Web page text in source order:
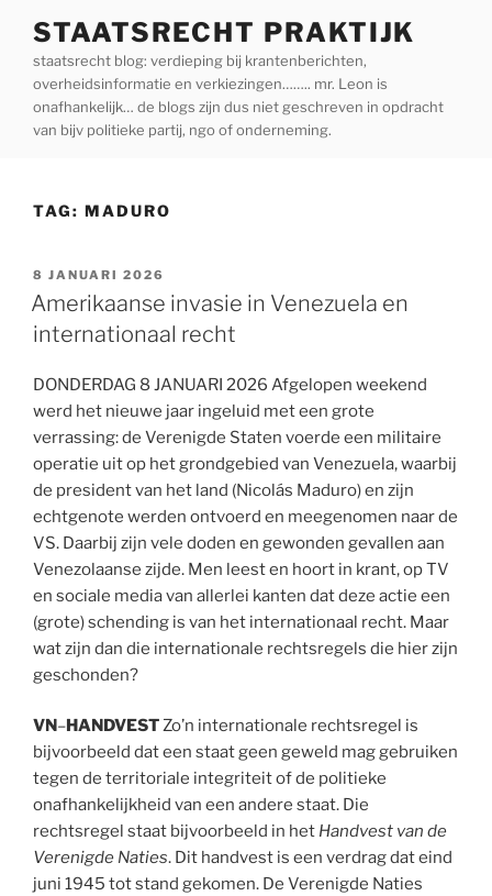
inhoud
STAATSRECHT PRAKTIJK
staatsrecht blog: verdieping bij krantenberichten,
overheidsinformatie en verkiezingen…….. mr. Leon is
onafhankelijk… de blogs zijn dus niet geschreven in opdracht
van bijv politieke partij, ngo of onderneming.
TAG: MADURO
GEPLAATST
OP
8 JANUARI 2026
Amerikaanse invasie in Venezuela en
internationaal recht
DONDERDAG 8 JANUARI 2026 Afgelopen weekend
werd het nieuwe jaar ingeluid met een grote
verrassing: de Verenigde Staten voerde een militaire
operatie uit op het grondgebied van Venezuela, waarbij
de president van het land (Nicolás Maduro) en zijn
echtgenote werden ontvoerd en meegenomen naar de
VS. Daarbij zijn vele doden en gewonden gevallen aan
Venezolaanse zijde. Men leest en hoort in krant, op TV
en sociale media van allerlei kanten dat deze actie een
(grote) schending is van het internationaal recht. Maar
wat zijn dan die internationale rechtsregels die hier zijn
geschonden?
VN–HANDVESTZo’n internationale rechtsregel is
bijvoorbeeld dat een staat geen geweld mag gebruiken
tegen de territoriale integriteit of de politieke
onafhankelijkheid van een andere staat. Die
rechtsregel staat bijvoorbeeld in het Handvest van de
Verenigde Naties. Dit handvest is een verdrag dat eind
juni 1945 tot stand gekomen. De Verenigde Naties